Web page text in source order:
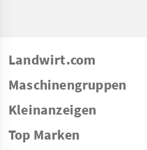
Landwirt.com
Maschinengruppen
Kleinanzeigen
Top Marken